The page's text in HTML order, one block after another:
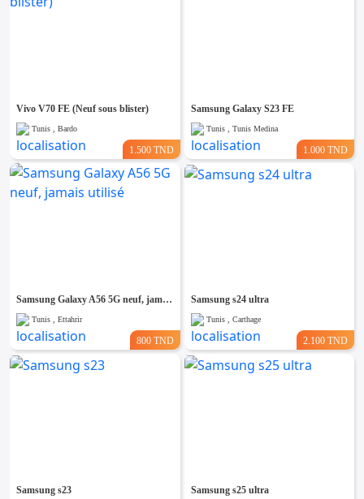
Vivo V70 FE (Neuf sous blister)
Tunis , Bardo
1.500 TND
Samsung Galaxy S23 FE
Tunis , Tunis Medina
1.000 TND
Samsung Galaxy A56 5G neuf, jamais utilisé
Tunis , Ettahrir
800 TND
Samsung s24 ultra
Tunis , Carthage
2.100 TND
Samsung s23 Samsung s25 ultra